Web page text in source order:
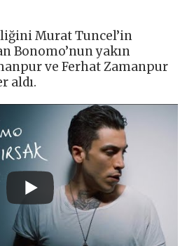
Murat Tuncel’in
Bonomo’nun yakın
ve Ferhat Zamanpur
aldı.